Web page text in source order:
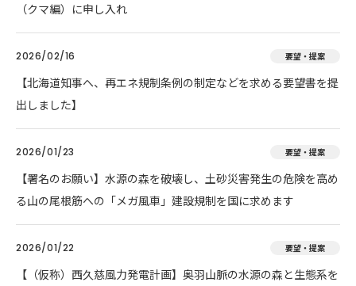
（クマ編）に申し入れ
2026/02/16 要望・提案
【北海道知事へ、再エネ規制条例の制定などを求める要望書を提
出しました】
2026/01/23 要望・提案
【署名のお願い】水源の森を破壊し、土砂災害発生の危険を高め
る山の尾根筋への「メガ風車」建設規制を国に求めます
2026/01/22 要望・提案
【（仮称）西久慈風力発電計画】奥羽山脈の水源の森と生態系を